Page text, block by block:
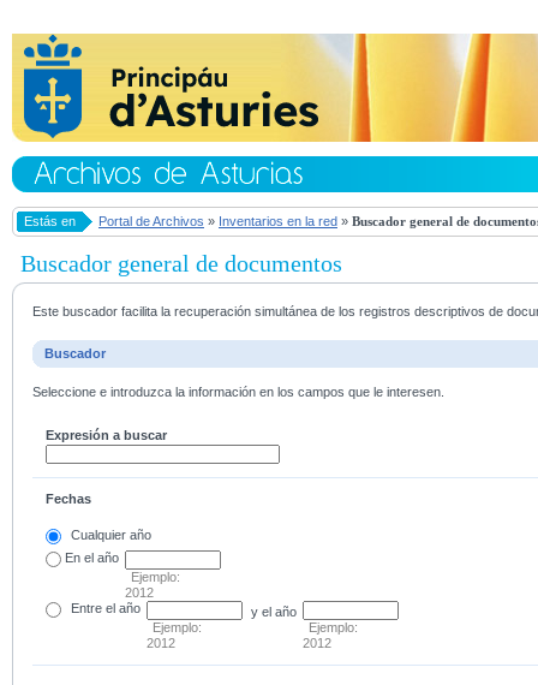
Estás en Portal de Archivos » Inventarios en la red » Buscador general de
Buscador general de documentos
Este buscador facilita la recuperación simultánea de los registros descriptivos de
Buscador
Seleccione e introduzca la información en los campos que le interesen.
Expresión a buscar
Fechas
Cualquier año
En el año
Ejemplo:
2012
Entre el año
Ejemplo:
2012
y el año
Ejemplo:
2012